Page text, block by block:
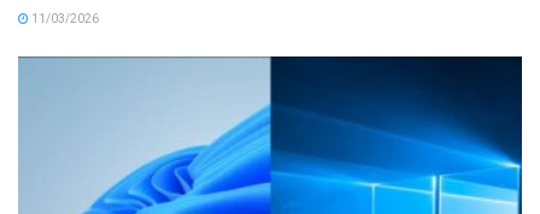
11/03/2026